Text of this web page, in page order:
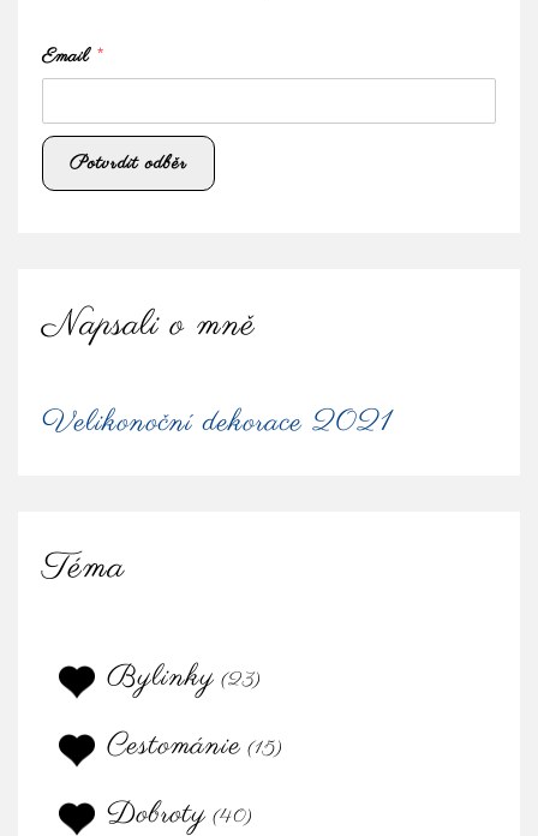
Email *
Napsali o mně
Velikonoční dekorace 2021
Téma
Bylinky (23)
Cestománie (15)
Dobroty (40)